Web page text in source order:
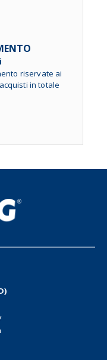
riservate ai
in totale